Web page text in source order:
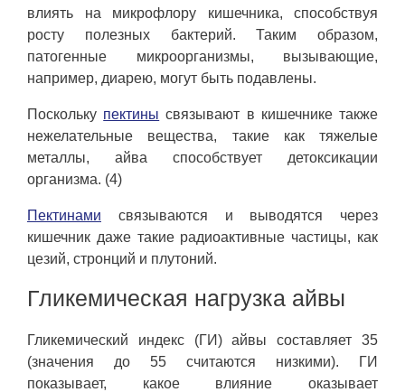
влиять на микрофлору кишечника, способствуя
росту полезных бактерий. Таким образом,
патогенные микроорганизмы, вызывающие,
например, диарею, могут быть подавлены.
Поскольку пектины связывают в кишечнике также
нежелательные вещества, такие как тяжелые
металлы, айва способствует детоксикации
организма. (4)
Пектинами связываются и выводятся через
кишечник даже такие радиоактивные частицы, как
цезий, стронций и плутоний.
Гликемическая нагрузка айвы
Гликемический индекс (ГИ) айвы составляет 35
(значения до 55 считаются низкими). ГИ
показывает, какое влияние оказывает